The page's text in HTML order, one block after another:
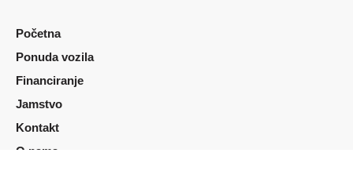
Početna
Ponuda vozila
Financiranje
Jamstvo
Kontakt
O nama